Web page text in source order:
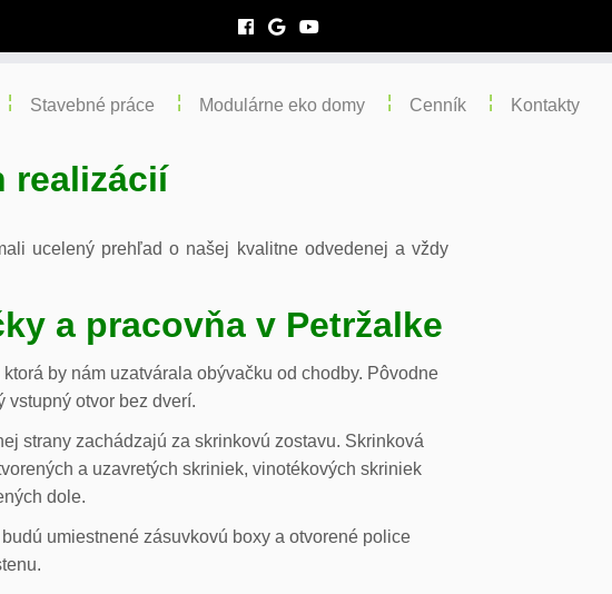
Stavebné práce Modulárne eko domy Cenník Kontakty
realizácií
ucelený prehľad o našej kvalitne odvedenej a vždy
a pracovňa v Petržalke
by nám uzatvárala obývačku od chodby. Pôvodne
vstupný otvor bez dverí.
strany zachádzajú za skrinkovú zostavu. Skrinková
a uzavretých skriniek, vinotékových skriniek
dole.
umiestnené zásuvkovú boxy a otvorené police